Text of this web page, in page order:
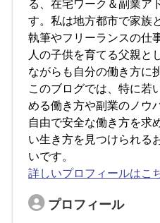
る、在宅ワーク＆副業
す。私は地方都市で家族
執筆やフリーランスの仕
人の子供を育てる父親と
ながらも自分の働き方に
このブログでは、特に若
める働き方や副業のノウ
自由で安全な働き方を求
い生き方を見つけられる
いです。
詳しいプロフィールはこ
プロフィール